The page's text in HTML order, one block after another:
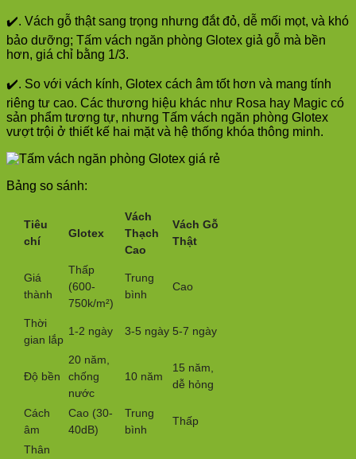
✔️. Vách gỗ thật sang trọng nhưng đắt đỏ, dễ mối mọt, và khó
bảo dưỡng; Tấm vách ngăn phòng Glotex giả gỗ mà bền
hơn, giá chỉ bằng 1/3.
✔️. So với vách kính, Glotex cách âm tốt hơn và mang tính
riêng tư cao. Các thương hiệu khác như Rosa hay Magic có
sản phẩm tương tự, nhưng Tấm vách ngăn phòng Glotex
vượt trội ở thiết kế hai mặt và hệ thống khóa thông minh.
Bảng so sánh:
Tiêu
chí
Glotex
Vách
Thạch
Cao
Vách Gỗ
Thật
Giá
thành
Thấp
(600-
750k/m²)
Trung
bình
Cao
Thời
gian lắp
1-2 ngày 3-5 ngày 5-7 ngày
Độ bền
20 năm,
chống
nước
10 năm
15 năm,
dễ hỏng
Cách
âm
Cao (30-
40dB)
Trung
bình
Thấp
Thân